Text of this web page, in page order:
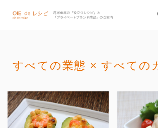
すべての業態 × すべての